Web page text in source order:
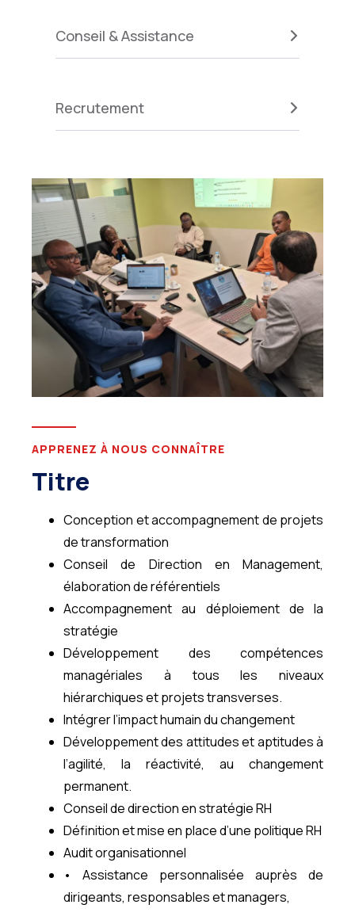
Conseil & Assistance
Recrutement
APPRENEZ À NOUS CONNAÎTRE
Titre
Conception et accompagnement de projets
de transformation
Conseil de Direction en Management,
élaboration de référentiels
Accompagnement au déploiement de la
stratégie
Développement des compétences
managériales à tous les niveaux
hiérarchiques et projets transverses.
Intégrer l’impact humain du changement
Développement des attitudes et aptitudes à
l’agilité, la réactivité, au changement
permanent.
Conseil de direction en stratégie RH
Définition et mise en place d’une politique RH
Audit organisationnel
• Assistance personnalisée auprès de
dirigeants, responsables et managers,